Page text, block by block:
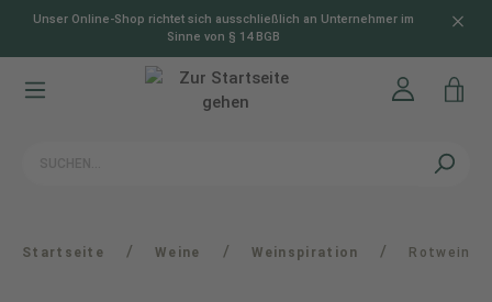
springen
Unser Online-Shop richtet sich ausschließlich an Unternehmer im
Sinne von § 14 BGB
Startseite / Weine / Weinspiration / Rotwein